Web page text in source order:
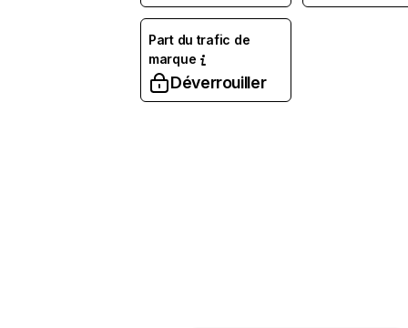
Part du trafic de
marque
Déverrouiller